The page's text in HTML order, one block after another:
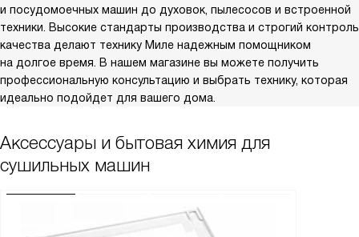
и посудомоечных машин до духовок, пылесосов и встроенной
техники. Высокие стандарты производства и строгий контроль
качества делают технику Миле надежным помощником
на долгое время. В нашем магазине вы можете получить
профессиональную консультацию и выбрать технику, которая
идеально подойдет для вашего дома.
Аксессуары и бытовая химия для
сушильных машин